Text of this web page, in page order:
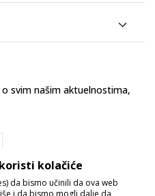
svim našim aktuelnostima,
kolačiće
da bismo učinili da ova web
i da bismo mogli dalje da